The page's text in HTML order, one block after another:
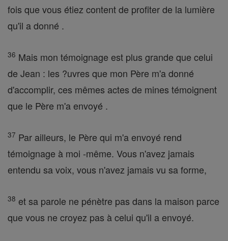
fois que vous étiez content de profiter de la lumière
qu'il a donné .
36 Mais mon témoignage est plus grande que celui
de Jean : les ?uvres que mon Père m'a donné
d'accomplir, ces mêmes actes de mines témoignent
que le Père m'a envoyé .
37 Par ailleurs, le Père qui m'a envoyé rend
témoignage à moi -même. Vous n'avez jamais
entendu sa voix, vous n'avez jamais vu sa forme,
38 et sa parole ne pénètre pas dans la maison parce
que vous ne croyez pas à celui qu'il a envoyé.